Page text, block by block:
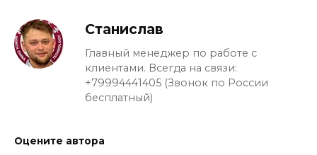
Станислав
Главный менеджер по работе с
клиентами. Всегда на связи:
+79994441405 (Звонок по России
бесплатный)
Оцените автора